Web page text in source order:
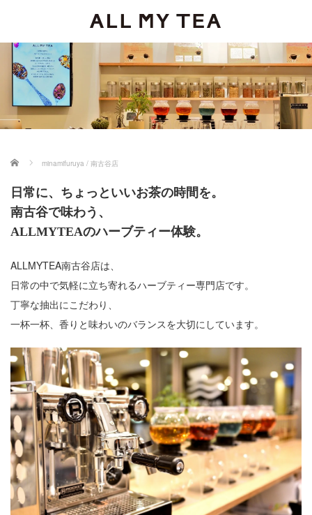
ホーム minamifuruya / 南古谷店
日常に、ちょっといいお茶の時間を。
南古谷で味わう、
ALLMYTEAのハーブティー体験。
ALLMYTEA南古谷店は、
日常の中で気軽に立ち寄れるハーブティー専門店です。
丁寧な抽出にこだわり、
一杯一杯、香りと味わいのバランスを大切にしています。